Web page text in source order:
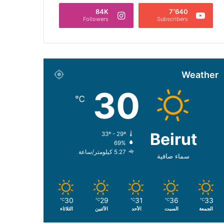
7٬640
Subscribers
84K
Followers
Weather
Beirut
سماء صافية
30
℃
33º - 29º
69%
5.27 كيلومتر/ساعة
33
℃
الجمعة
36
℃
السبت
31
℃
الأحد
29
℃
الأثنين
30
℃
الثلاثاء